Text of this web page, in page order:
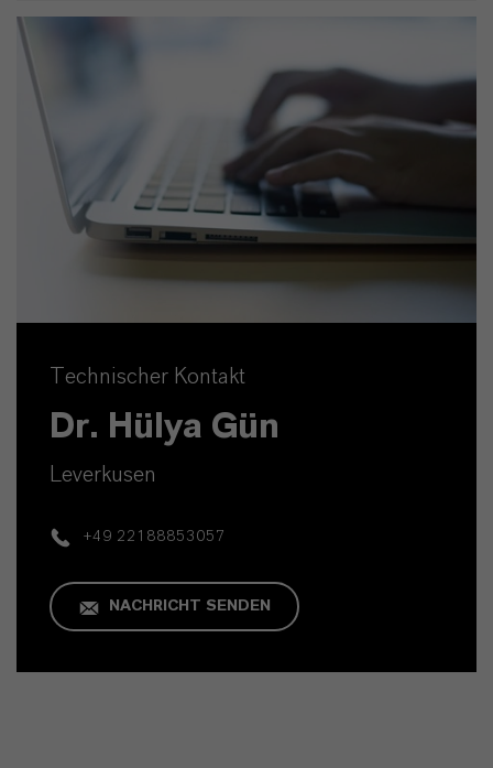
Technischer Kontakt
Dr. Hülya Gün
Leverkusen
+49 22188853057
NACHRICHT SENDEN